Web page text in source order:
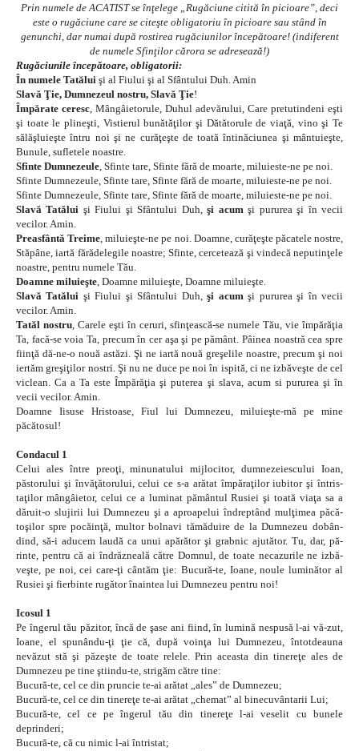
Prin numele de ACATIST se înţelege „Rugăciune citită în picioare”, deci
este o rugăciune care se citeşte obligatoriu în picioare sau stând în
genunchi, dar numai după rostirea rugăciunilor începătoare! (indiferent
de numele Sfinţilor cărora se adresează!)
Rugăciunile începătoare, obligatorii:
În numele Tatălui şi al Fiului şi al Sfântului Duh. Amin
Slavă Ţie, Dumnezeul nostru, Slavă Ţie!
Împărate ceresc, Mângâietorule, Duhul adevărului, Care pretutindeni eşti
şi toate le plineşti, Vistierul bunătăţilor şi Dătătorule de viaţă, vino şi Te
sălăşluieşte întru noi şi ne curăţeşte de toată întinăciunea şi mântuieşte,
Bunule, sufletele noastre.
Sfinte Dumnezeule, Sfinte tare, Sfinte fără de moarte, miluieste-ne pe noi.
Sfinte Dumnezeule, Sfinte tare, Sfinte fără de moarte, miluieste-ne pe noi.
Sfinte Dumnezeule, Sfinte tare, Sfinte fără de moarte, miluieste-ne pe noi.
Slavă Tatălui şi Fiului şi Sfântului Duh,şi acumşi pururea şi în vecii
vecilor. Amin.
Preasfântă Treime, miluieşte-ne pe noi. Doamne, curăţeşte păcatele nostre,
Stăpâne, iartă fărădelegile noastre; Sfinte, cercetează şi vindecă neputinţele
noastre, pentru numele Tău.
Doamne miluieşte, Doamne miluieşte, Doamne miluieşte.
Slavă Tatălui şi Fiului şi Sfântului Duh,şi acumşi pururea şi în vecii
vecilor. Amin.
Tatăl nostru, Carele eşti în ceruri, sfinţească-se numele Tău, vie împărăţia
Ta, facă-se voia Ta, precum în cer aşa şi pe pământ. Pâinea noastră cea spre
fiinţă dă-ne-o nouă astăzi. Şi ne iartă nouă greşelile noastre, precum şi noi
iertăm greşiţilor nostri. Şi nu ne duce pe noi în ispită, ci ne izbăveşte de cel
viclean. Ca a Ta este Împărăţia şi puterea şi slava, acum si pururea şi în
vecii vecilor. Amin.
Doamne Iisuse Hristoase, Fiul lui Dumnezeu, miluieşte-mă pe mine
păcătosul!
Condacul 1
Celui ales între preoţi, minunatului mijlocitor, dumnezeiescului Ioan,
păstorului şi învăţătorului, celui ce s-a arătat împăraţilor iubitor şi întris-
taţilor mângâietor, celui ce a luminat pământul Rusiei şi toată viaţa sa a
dăruit-o slujirii lui Dumnezeu şi a aproapelui îndreptând mulţimea păcă-
toşilor spre pocăinţă, multor bolnavi tămăduire de la Dumnezeu dobân-
dind, să-i aducem laudă ca unui apărător şi grabnic ajutător. Tu, dar, pă-
rinte, pentru că ai îndrăzneală către Domnul, de toate necazurile ne izbă-
veşte, pe noi, cei care-ţi cântăm ţie: Bucură-te, Ioane, noule luminător al
Rusiei şi fierbinte rugător înaintea lui Dumnezeu pentru noi!
Icosul 1
Pe îngerul tău păzitor, încă de şase ani fiind, în lumină nespusă l-ai vă-zut,
Ioane, el spunându-ţi ţie că, după voinţa lui Dumnezeu, întotdeauna
nevăzut stă şi păzeşte de toate relele. Prin aceasta din tinereţe ales de
Dumnezeu pe tine ştiindu-te, strigăm către tine:
Bucură-te, cel ce din pruncie te-ai arătat „ales” de Dumnezeu;
Bucură-te, cel ce din tinereţe te-ai arătat „chemat” al binecuvântarii Lui;
Bucură-te, cel ce pe îngerul tău din tinereţe l-ai veselit cu bunele
deprinderi;
Bucură-te, că cu nimic l-ai întristat;